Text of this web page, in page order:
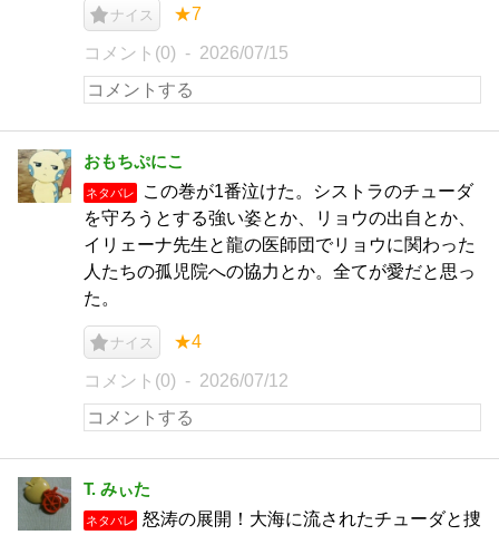
ナイス ★7
コメント(0) 2026/07/15
おもちぷにこ
ネタバレ
この巻が1番泣けた。シストラのチューダ
を守ろうとする強い姿とか、リョウの出自とか、
イリェーナ先生と龍の医師団でリョウに関わった
人たちの孤児院への協力とか。全てが愛だと思っ
た。
ナイス ★4
コメント(0) 2026/07/12
T. みぃた
ネタバレ
怒涛の展開！大海に流されたチューダと捜